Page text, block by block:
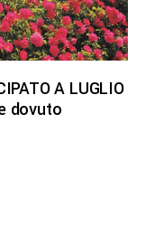
A LUGLIO
dovuto